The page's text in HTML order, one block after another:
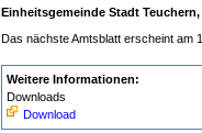
Einheitsgemeinde Stadt Teuchern,
Das nächste Amtsblatt erscheint am
Weitere Informationen:
Downloads
Download